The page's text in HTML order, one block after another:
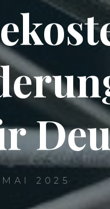
2025